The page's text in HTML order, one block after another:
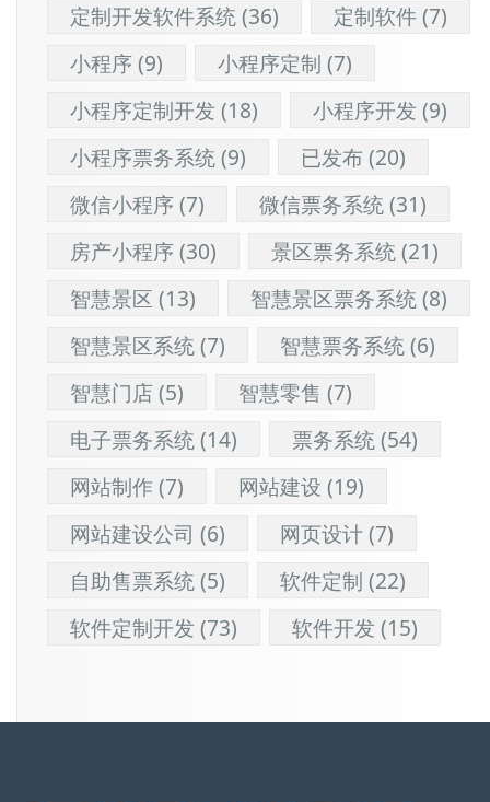
定制开发软件系统(36) 定制软件(7)
小程序(9) 小程序定制 (7)
小程序定制开发 (18) 小程序开发 (9)
小程序票务系统(9) 已发布(20)
微信小程序(7) 微信票务系统(31)
房产小程序(30) 景区票务系统(21)
智慧景区(13) 智慧景区票务系统(8)
智慧景区系统(7) 智慧票务系统(6)
智慧门店(5) 智慧零售 (7)
电子票务系统(14) 票务系统(54)
网站制作(7) 网站建设 (19)
网站建设公司 (6) 网页设计(7)
自助售票系统(5) 软件定制 (22)
软件定制开发 (73) 软件开发 (15)